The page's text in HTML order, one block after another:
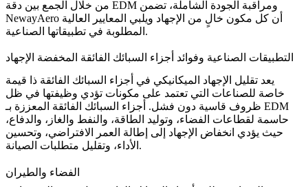
من خلال الجمع بين دقة EDM ومراقبة الجودة الشاملة، تضمن
NewayAero أن كل مكون خالٍ من الإجهاد ويلبي المعايير العالية
المطلوبة في تطبيقاتها الصناعية.
التطبيقات الصناعية وفوائد أجزاء السبائك الفائقة المخفضة الإجهاد
يعد تقليل الإجهاد الميكانيكي في أجزاء السبائك الفائقة ذا قيمة
خاصة للصناعات التي تعتمد على مكونات تؤدي وظيفتها في ظل
ظروف قاسية دون فشل. أجزاء السبائك الفائقة المعززة بـ EDM
حاسمة لقطاعات الفضاء، وتوليد الطاقة، والنفط والغاز، والدفاع،
حيث يؤدي انخفاض الإجهاد إلى إطالة العمر الافتراضي، وتحسين
الأداء، وتقليل متطلبات الصيانة.
الفضاء والطيران